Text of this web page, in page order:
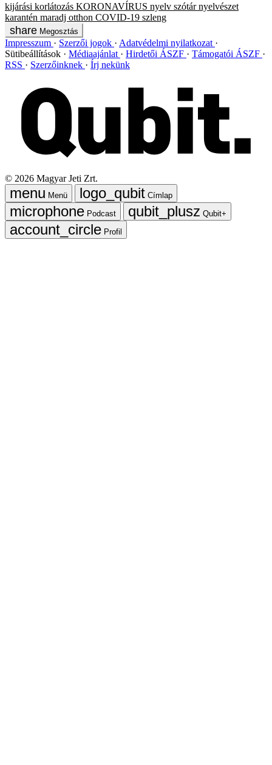
kijárási korlátozás KORONAVÍRUS nyelv szótár nyelvészet
karantén maradj otthon COVID-19 szleng
Megosztás
Impresszum Szerzői jogok
Adatvédelmi nyilatkozat
Sütibeállítások
Médiaajánlat Hirdetői ÁSZF
Támogatói ÁSZF
RSS
Szerzőinknek Írj nekünk
© 2026 Magyar Jeti Zrt.
Menü
Címlap
Podcast
Qubit+
Profil